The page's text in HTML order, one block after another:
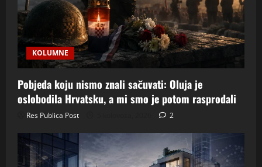
KOLUMNE
Pobjeda koju nismo znali sačuvati: Oluja je
oslobodila Hrvatsku, a mi smo je potom rasprodali
Res Publica Post 2